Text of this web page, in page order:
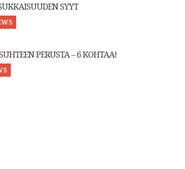
SYYT
PERUSTA – 6 KOHTAA!